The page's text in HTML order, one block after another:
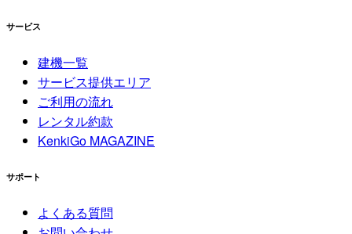
サービス
建機一覧
サービス提供エリア
ご利用の流れ
レンタル約款
KenkiGo MAGAZINE
サポート
よくある質問